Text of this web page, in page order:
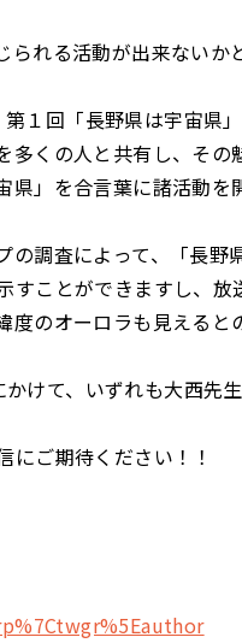
られる活動が出来ないか
１回「長野県は宇宙県
多くの人と共有し、その
県」を合言葉に諸活動を
調査によって、「長野
すことができますし、放
度のオーロラも見えると
けて、いずれも大西先
にご期待ください！！